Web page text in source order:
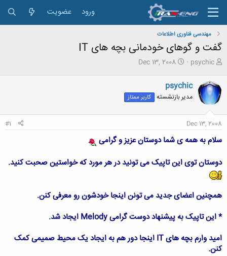
ورود عضویت
مهندسی فناوری اطلاعات
گفت و گوهای خودمانی بچه های IT
ش
و
ع
ک
ن
ن
د
ه
م
ض
و
ع
psychic
ت
ی
خ
ر
ع
Dec 13, 2008
psychic
مدیر بازنشسته کاربر ممتاز
Dec 13, 2008
#1
سلام به همه ی شما دوستان عزیز و گرامی
دوستان توی این تاپیک می تونید در هر مورد که خواستین صحبت کنید.
همچنین اعضای جدید می تونن اینجا خودشون رو معرفی کنن.
* این تاپیک به پیشنهاد دوست گرامی Melody ایجاد شد.
امید وارم بچه های IT اینجا دور هم به ایجاد یک محیط صمیمی کمک
کنن.